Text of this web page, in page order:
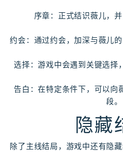
序章：正式结识薇儿，
约会：通过约会，加深与薇儿
选择：游戏中会遇到关键选择
告白：在特定条件下，可以向
段。
隐藏
除了主线结局，游戏中还有隐